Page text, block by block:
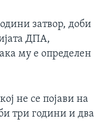
затвор, доби
ДПА,
му е определен
не се појави на
три години и два